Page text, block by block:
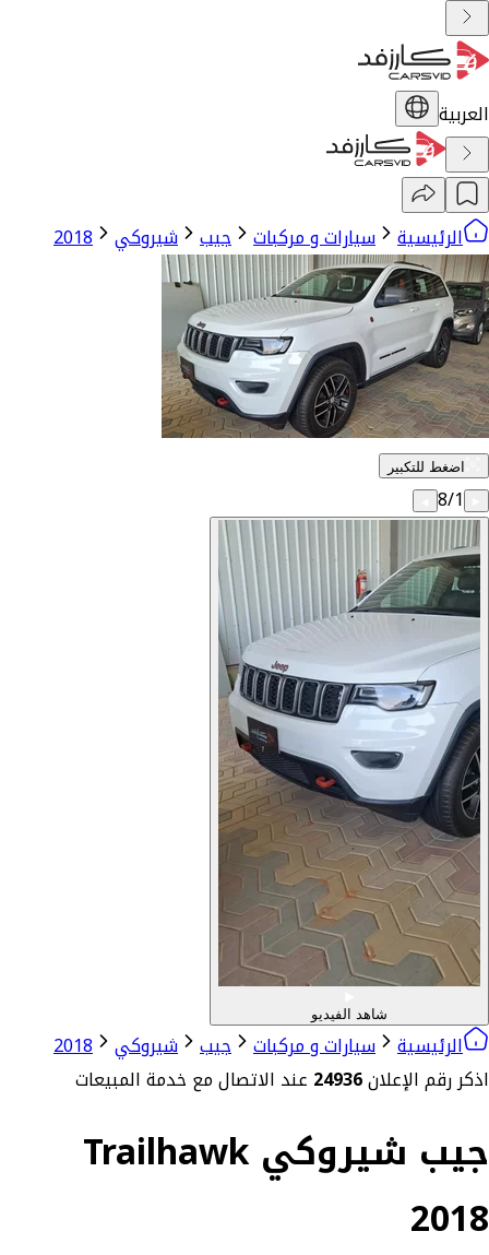
العربية
الرئيسية سيارات و مركبات جيب شيروكي 2018
اضغط للتكبير
8/1
شاهد الفيديو
الرئيسية سيارات و مركبات جيب شيروكي
2018
اذكر رقم الإعلان24936 عند الاتصال مع خدمة المبيعات
جيب شيروكي Trailhawk
2018